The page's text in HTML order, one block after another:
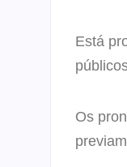
Está
Os